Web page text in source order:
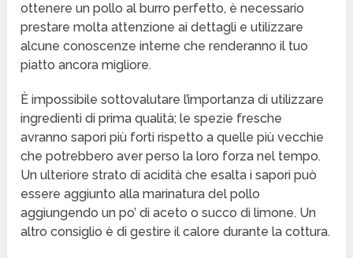
ottenere un pollo al burro perfetto, è necessario
prestare molta attenzione ai dettagli e utilizzare
alcune conoscenze interne che renderanno il tuo
piatto ancora migliore.
È impossibile sottovalutare l’importanza di utilizzare
ingredienti di prima qualità; le spezie fresche
avranno sapori più forti rispetto a quelle più vecchie
che potrebbero aver perso la loro forza nel tempo.
Un ulteriore strato di acidità che esalta i sapori può
essere aggiunto alla marinatura del pollo
aggiungendo un po’ di aceto o succo di limone. Un
altro consiglio è di gestire il calore durante la cottura.